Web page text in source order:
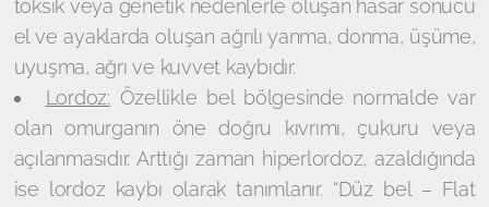
toksik veya genetik nedenlerle oluşan hasar sonucu
el ve ayaklarda oluşan ağrılı yanma, donma, üşüme,
uyuşma, ağrı ve kuvvet kaybıdır.
Lordoz: Özellikle bel bölgesinde normalde var
olan omurganın öne doğru kıvrımı, çukuru veya
açılanmasıdır. Arttığı zaman hiperlordoz, azaldığında
ise lordoz kaybı olarak tanımlanır. “Düz bel – Flat